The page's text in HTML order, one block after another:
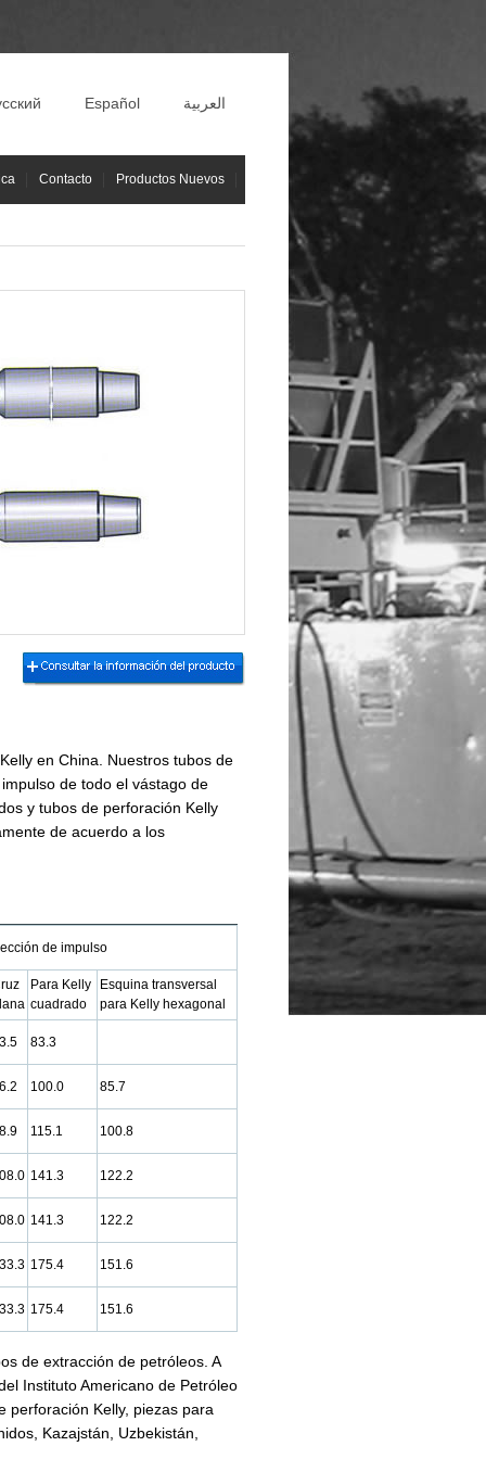
Español العربية
Contacto Productos Nuevos
en China. Nuestros tubos de
de todo el vástago de
y tubos de perforación Kelly
de acuerdo a los
de impulso
Para Kelly
cuadrado
Esquina transversal
para Kelly hexagonal
83.3
100.0 85.7
115.1 100.8
141.3 122.2
141.3 122.2
175.4 151.6
175.4 151.6
de extracción de petróleos. A
Instituto Americano de Petróleo
perforación Kelly, piezas para
Kazajstán, Uzbekistán,